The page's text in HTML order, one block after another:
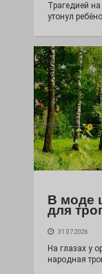
Трагедией
утонул
В моде
для
31.07.2026
На глазах у
народная